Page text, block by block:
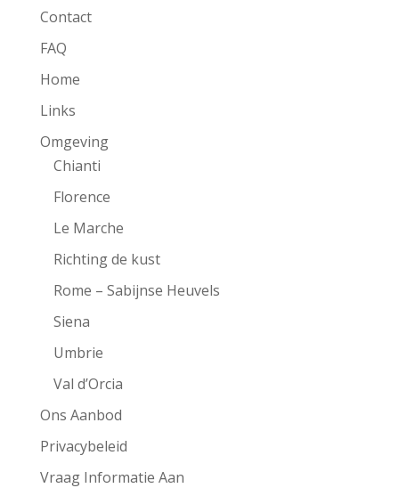
Contact
FAQ
Home
Links
Omgeving
Chianti
Florence
Le Marche
Richting de kust
Rome – Sabijnse Heuvels
Siena
Umbrie
Val d’Orcia
Ons Aanbod
Privacybeleid
Vraag Informatie Aan